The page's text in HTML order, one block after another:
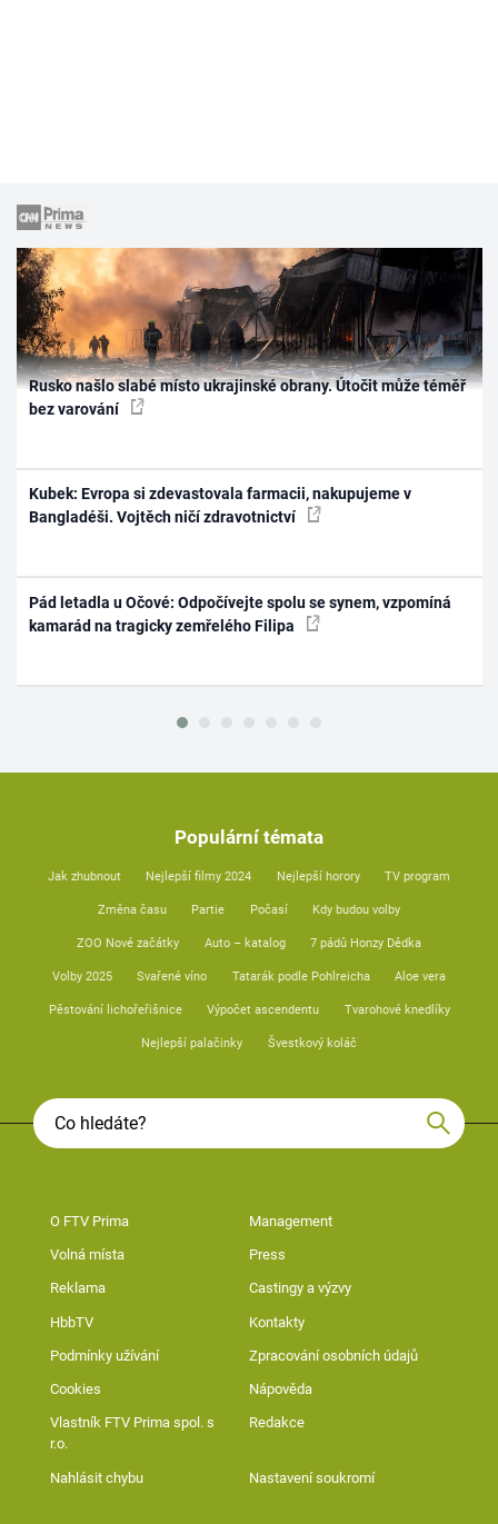
Rusko našlo slabé místo ukrajinské obrany. Útočit může téměř
bez varování
Kubek: Evropa si zdevastovala farmacii, nakupujeme v
Bangladéši. Vojtěch ničí zdravotnictví
Pád letadla u Očové: Odpočívejte spolu se synem, vzpomíná
kamarád na tragicky zemřelého Filipa
Populární témata
Jak zhubnout Nejlepší filmy 2024 Nejlepší horory TV program
Změna času Partie Počasí Kdy budou volby
ZOO Nové začátky Auto – katalog 7 pádů Honzy Dědka
Volby 2025 Svařené víno Tatarák podle Pohlreicha Aloe vera
Pěstování lichořeřišnice Výpočet ascendentu Tvarohové knedlíky
Nejlepší palačinky Švestkový koláč
O FTV Prima Management
Volná místa Press
Reklama Castingy a výzvy
HbbTV Kontakty
Podmínky užívání Zpracování osobních údajů
Cookies Nápověda
Vlastník FTV Prima spol. s
r.o.
Redakce
Nahlásit chybu Nastavení soukromí